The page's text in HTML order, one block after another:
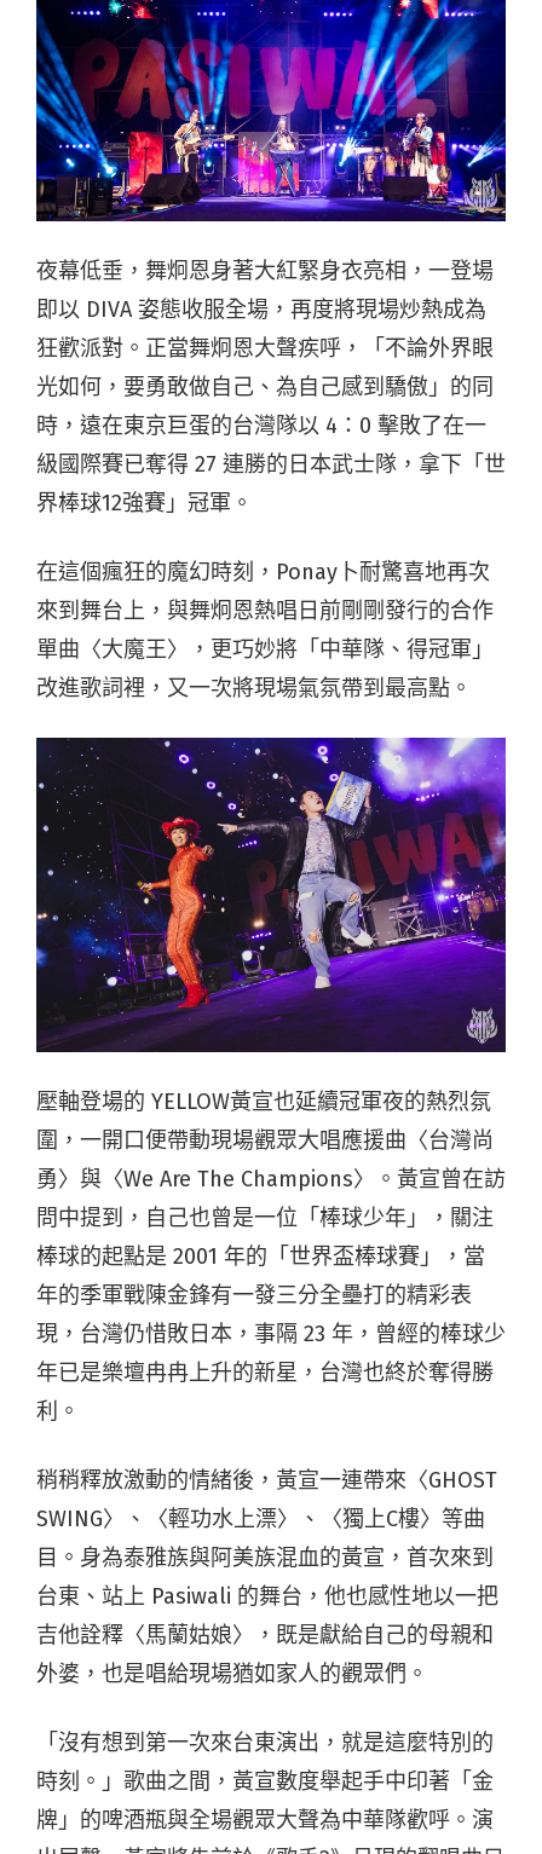
夜幕低垂，舞炯恩身著大紅緊身衣亮相，一登場
即以 DIVA 姿態收服全場，再度將現場炒熱成為
狂歡派對。正當舞炯恩大聲疾呼，「不論外界眼
光如何，要勇敢做自己、為自己感到驕傲」的同
時，遠在東京巨蛋的台灣隊以 4：0 擊敗了在一
級國際賽已奪得 27 連勝的日本武士隊，拿下「世
界棒球12強賽」冠軍。
在這個瘋狂的魔幻時刻，Ponay卜耐驚喜地再次
來到舞台上，與舞炯恩熱唱日前剛剛發行的合作
單曲〈大魔王〉，更巧妙將「中華隊、得冠軍」
改進歌詞裡，又一次將現場氣氛帶到最高點。
壓軸登場的 YELLOW黃宣也延續冠軍夜的熱烈氛
圍，一開口便帶動現場觀眾大唱應援曲〈台灣尚
勇〉與〈We Are The Champions〉。黃宣曾在訪
問中提到，自己也曾是一位「棒球少年」，關注
棒球的起點是 2001 年的「世界盃棒球賽」，當
年的季軍戰陳金鋒有一發三分全壘打的精彩表
現，台灣仍惜敗日本，事隔 23 年，曾經的棒球少
年已是樂壇冉冉上升的新星，台灣也終於奪得勝
利。
稍稍釋放激動的情緒後，黃宣一連帶來〈GHOST
SWING〉、〈輕功水上漂〉、〈獨上C樓〉等曲
目。身為泰雅族與阿美族混血的黃宣，首次來到
台東、站上 Pasiwali 的舞台，他也感性地以一把
吉他詮釋〈馬蘭姑娘〉，既是獻給自己的母親和
外婆，也是唱給現場猶如家人的觀眾們。
「沒有想到第一次來台東演出，就是這麼特別的
時刻。」歌曲之間，黃宣數度舉起手中印著「金
牌」的啤酒瓶與全場觀眾大聲為中華隊歡呼。演